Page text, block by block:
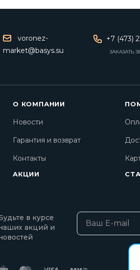
voronez-
market@basys.su
+7 (473)
ЗАКАЗАТЬ
О КОМПАНИИ
Новости
Гарантия и возврат
Контакты
АКЦИИ
в курсе
акций и